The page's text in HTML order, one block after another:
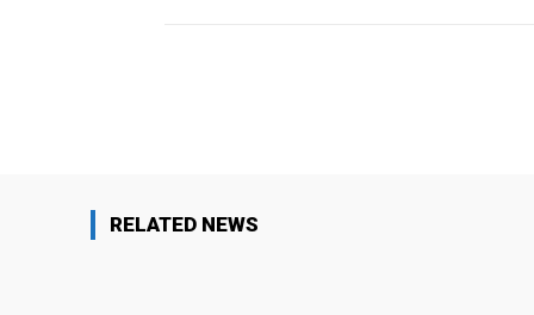
RELATED NEWS